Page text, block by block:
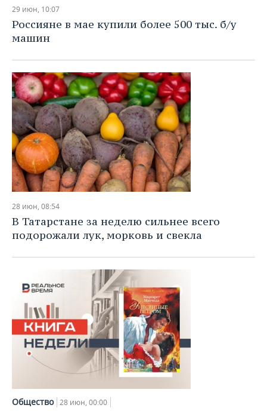
НЕФТЕХИМИЯ
НЕФТЬ
ОПК
ЭНЕРГЕТИКА
РОЗНИЧНАЯ ТОРГОВЛЯ
УСЛУГИ
НОВОСТИ ТЕХНОЛОГИЙ
МЕДИА
ТЕЛЕКОММУНИКАЦИИ
МЕРОПРИЯТИЯ
ВЫЕЗДНАЯ РЕДАКЦИЯ
БИЗНЕС-БРАНЧИ
ONLINE-КОНФЕРЕНЦИИ
ОТКРЫТАЯ ЛЕКЦИЯ
НОВОСТИ СПОРТА
ФУТБОЛ
ХОККЕЙ
БАСКЕТБОЛ
ВОЛЕЙБОЛ
ФИГУРНОЕ КАТАНИЕ
ВОДНЫЕ ВИДЫ СПОРТА
ХОККЕЙ С МЯЧОМ
ОБЩЕСТВО
НОВОСТИ ОБЩЕСТВА
ВЛАСТЬ
ИНФРАСТРУКТУРА
ИСТОРИЯ
МЕДИЦИНА
ОБРАЗОВАНИЕ
ПРОИСШЕСТВИЯ
ФОТОГАЛЕРЕЯ
СЮЖЕТЫ
СПРАВОЧНИК
СПИСОК ПЕРСОН
ПОЛНАЯ ВЕРСИЯ
29 июн, 10:07
Россияне в мае купили более 500 тыс. б/у
машин
28 июн, 08:54
В Татарстане за неделю сильнее всего
подорожали лук, морковь и свекла
Общество 28 июн, 00:00